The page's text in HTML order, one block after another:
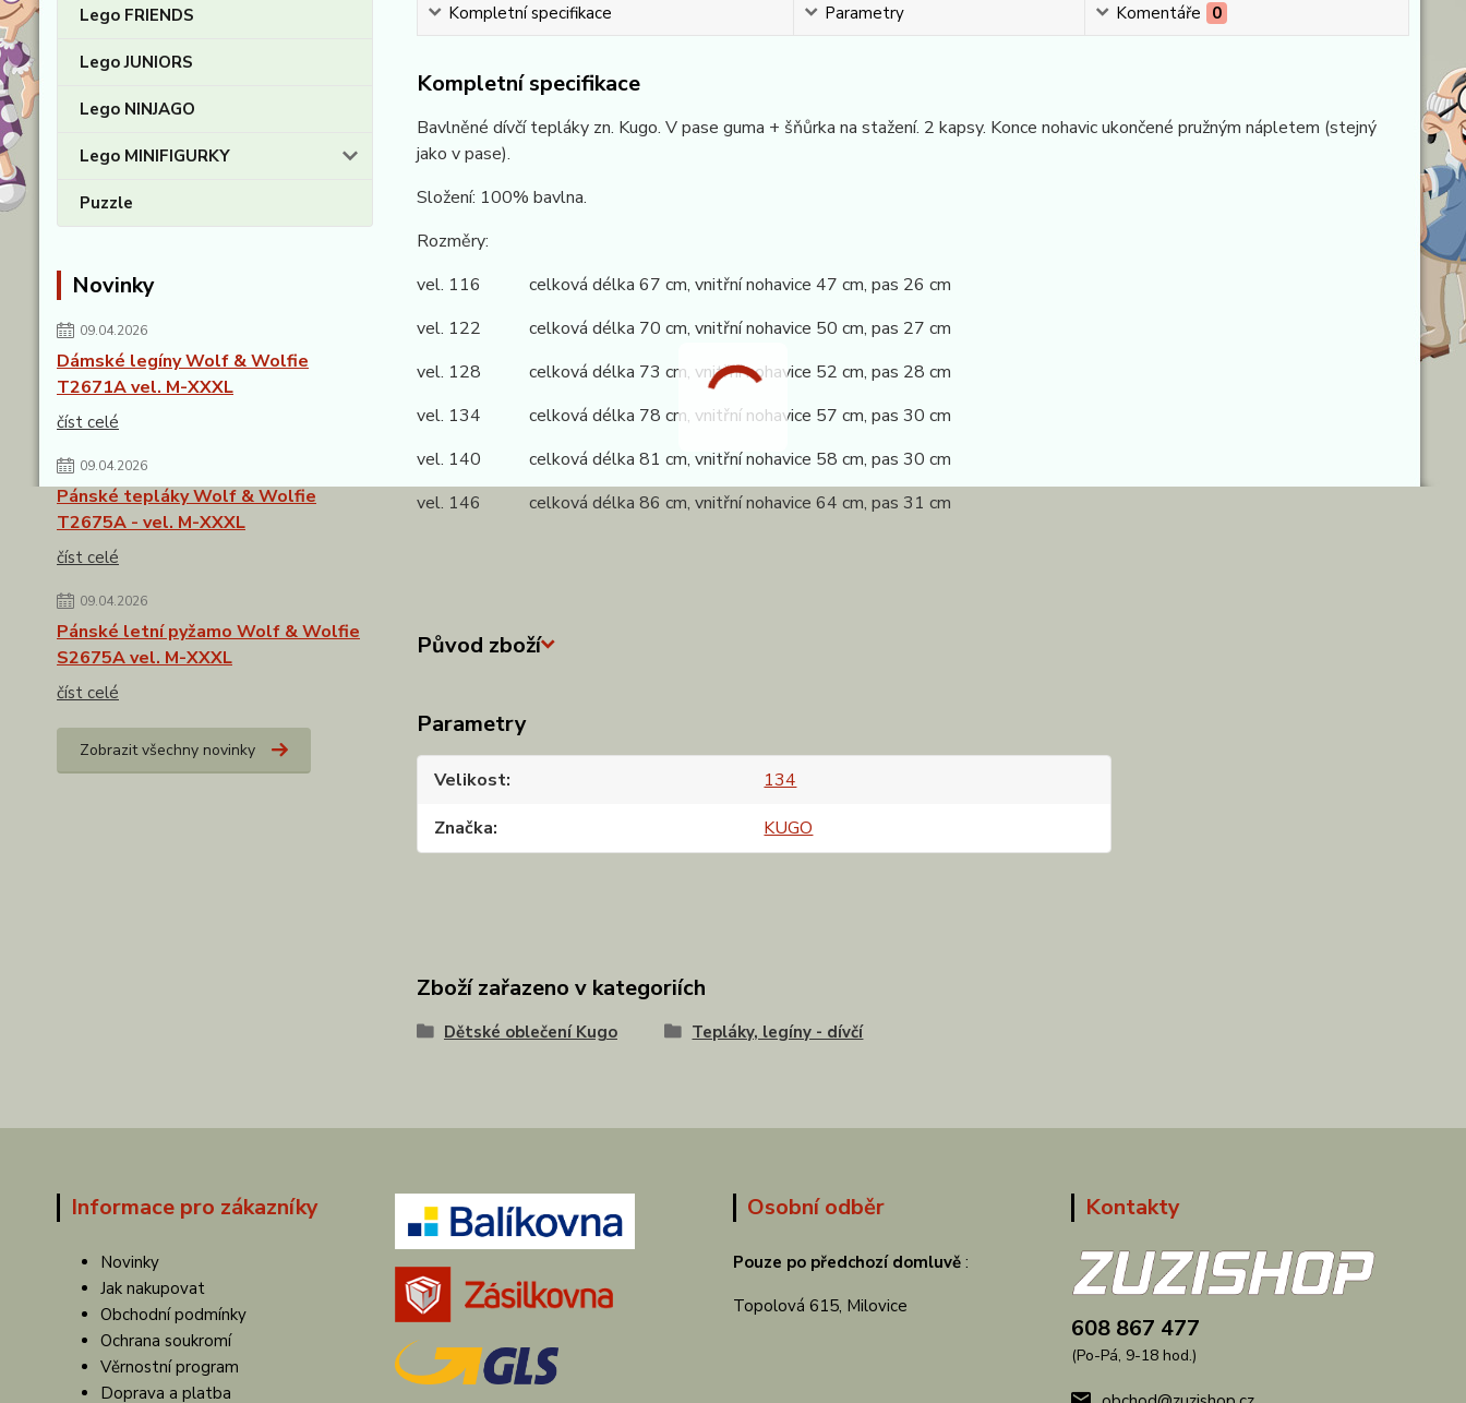
Lego FRIENDS
Lego JUNIORS
Lego NINJAGO
Lego MINIFIGURKY
Puzzle
Novinky
09.04.2026
Dámské legíny Wolf & Wolfie
T2671A vel. M-XXXL
číst celé
09.04.2026
Pánské tepláky Wolf & Wolfie
T2675A - vel. M-XXXL
číst celé
09.04.2026
Pánské letní pyžamo Wolf & Wolfie
S2675A vel. M-XXXL
číst celé
Zobrazit všechny novinky
Kompletní specifikace Parametry Komentáře 0
Kompletní specifikace
Bavlněné dívčí tepláky zn. Kugo. V pase guma + šňůrka na stažení. 2 kapsy. Konce nohavic ukončené pružným nápletem (stejný
jako v pase).
Složení: 100% bavlna.
Rozměry:
vel. 116 celková délka 67 cm, vnitřní nohavice 47 cm, pas 26 cm
vel. 122 celková délka 70 cm, vnitřní nohavice 50 cm, pas 27 cm
vel. 128 celková délka 73 cm, vnitřní nohavice 52 cm, pas 28 cm
vel. 134 celková délka 78 cm, vnitřní nohavice 57 cm, pas 30 cm
vel. 140 celková délka 81 cm, vnitřní nohavice 58 cm, pas 30 cm
vel. 146 celková délka 86 cm, vnitřní nohavice 64 cm, pas 31 cm
Původ zboží
Parametry
Velikost
134
Značka
KUGO
Zboží zařazeno v kategoriích
Dětské oblečení Kugo Tepláky, legíny - dívčí
Informace pro zákazníky
Novinky
Jak nakupovat
Obchodní podmínky
Ochrana soukromí
Věrnostní program
Doprava a platba
Osobní odběr
Pouze po předchozí domluvě :
Topolová 615, Milovice
Kontakty
608 867 477
(Po-Pá, 9-18 hod.)